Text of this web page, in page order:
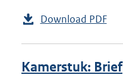
Download PDF
Kamerstuk: Brief